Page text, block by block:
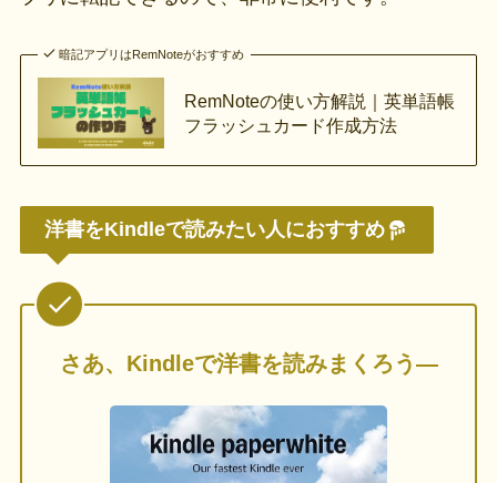
暗記アプリはRemNoteがおすすめ
RemNoteの使い方解説｜英単語帳
フラッシュカード作成方法
洋書をKindleで読みたい人におすすめ
さあ、Kindleで洋書を読みまくろう—